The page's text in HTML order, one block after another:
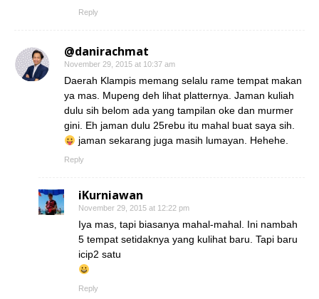
Reply
@danirachmat
November 29, 2015 at 10:37 am
Daerah Klampis memang selalu rame tempat makan
ya mas. Mupeng deh lihat platternya. Jaman kuliah
dulu sih belom ada yang tampilan oke dan murmer
gini. Eh jaman dulu 25rebu itu mahal buat saya sih.
jaman sekarang juga masih lumayan. Hehehe.
Reply
iKurniawan
November 29, 2015 at 12:22 pm
Iya mas, tapi biasanya mahal-mahal. Ini nambah
5 tempat setidaknya yang kulihat baru. Tapi baru
icip2 satu
Reply